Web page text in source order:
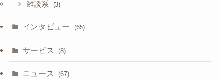
雑談系 (3)
インタビュー (65)
サービス (8)
ニュース (67)